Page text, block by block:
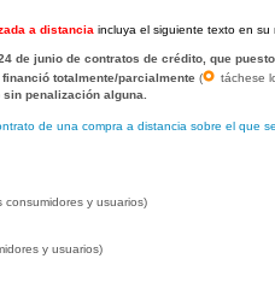
a distancia incluya el siguiente texto en su
de junio de contratos de crédito, que
totalmente/parcialmente ( táchese
penalización alguna.
de una compra a distancia sobre el que
y usuarios)
y usuarios)